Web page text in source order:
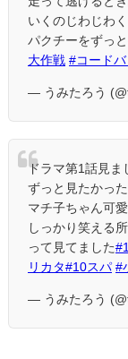
いくのじわじわ
パクチーをずっ
大作戦 #コードバ
— うみたろう
ドラマ第1話見ま
ずっと見たかっ
マチ子ちゃん可
しっかり笑える
って見てました
リカタ#10スパ #
— うみたろう